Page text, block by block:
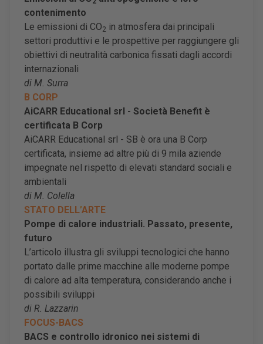
contenimento
Le emissioni di CO2 in atmosfera dai principali
settori produttivi e le prospettive per raggiungere gli
obiettivi di neutralità carbonica fissati dagli accordi
internazionali
di M. Surra
B CORP
AiCARR Educational srl - Società Benefit è
certificata B Corp
AiCARR Educational srl - SB è ora una B Corp
certificata, insieme ad altre più di 9 mila aziende
impegnate nel rispetto di elevati standard sociali e
ambientali
di M. Colella
STATO DELL’ARTE
Pompe di calore industriali. Passato, presente,
futuro
L’articolo illustra gli sviluppi tecnologici che hanno
portato dalle prime macchine alle moderne pompe
di calore ad alta temperatura, considerando anche i
possibili sviluppi
di R. Lazzarin
FOCUS-BACS
BACS e controllo idronico nei sistemi di